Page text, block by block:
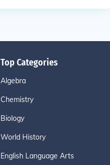
Top Categories
Algebra
Chemistry
Biology
World History
English Language Arts